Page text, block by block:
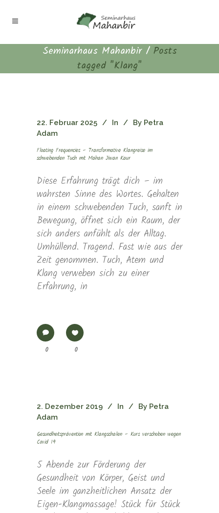
Seminarhaus Mahanbir/ Posts
tagged "Klang"
22. Februar 2025 In By Petra
Adam
Floating Frequencies – Transformative Klangreise im
schwebenden Tuch mit Mahan Jiwan Kaur
Diese Erfahrung trägt dich – im
wahrsten Sinne des Wortes. Gehalten
in einem schwebenden Tuch, sanft in
Bewegung, öffnet sich ein Raum, der
sich anders anfühlt als der Alltag.
Umhüllend. Tragend. Fast wie aus der
Zeit genommen. Tuch, Atem und
Klang verweben sich zu einer
Erfahrung, in
0 0
2. Dezember 2019 In By Petra
Adam
Gesundheitsprävention mit Klangschalen – Kurs verschoben wegen
Covid 19
5 Abende zur Förderung der
Gesundheit von Körper, Geist und
Seele im ganzheitlichen Ansatz der
Eigen-Klangmassage! Stück für Stück